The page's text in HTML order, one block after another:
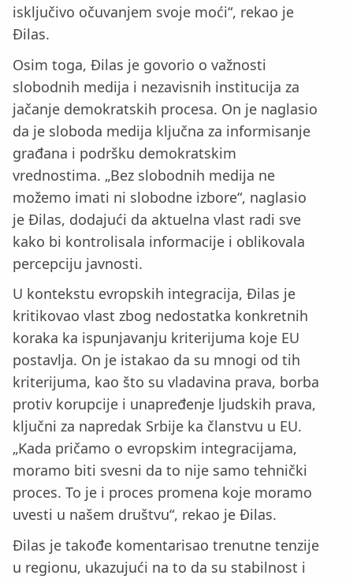
isključivo očuvanjem svoje moći“, rekao je
Đilas.
Osim toga, Đilas je govorio o važnosti
slobodnih medija i nezavisnih institucija za
jačanje demokratskih procesa. On je naglasio
da je sloboda medija ključna za informisanje
građana i podršku demokratskim
vrednostima. „Bez slobodnih medija ne
možemo imati ni slobodne izbore“, naglasio
je Đilas, dodajući da aktuelna vlast radi sve
kako bi kontrolisala informacije i oblikovala
percepciju javnosti.
U kontekstu evropskih integracija, Đilas je
kritikovao vlast zbog nedostatka konkretnih
koraka ka ispunjavanju kriterijuma koje EU
postavlja. On je istakao da su mnogi od tih
kriterijuma, kao što su vladavina prava, borba
protiv korupcije i unapređenje ljudskih prava,
ključni za napredak Srbije ka članstvu u EU.
„Kada pričamo o evropskim integracijama,
moramo biti svesni da to nije samo tehnički
proces. To je i proces promena koje moramo
uvesti u našem društvu“, rekao je Đilas.
Đilas je takođe komentarisao trenutne tenzije
u regionu, ukazujući na to da su stabilnost i